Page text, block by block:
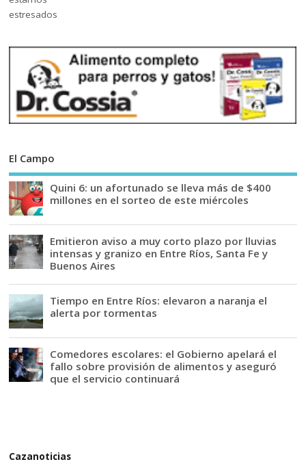
El Campo
Quini 6: un afortunado se lleva más de $400
millones en el sorteo de este miércoles
Emitieron aviso a muy corto plazo por lluvias
intensas y granizo en Entre Ríos, Santa Fe y
Buenos Aires
Tiempo en Entre Ríos: elevaron a naranja el
alerta por tormentas
Comedores escolares: el Gobierno apelará el
fallo sobre provisión de alimentos y aseguró
que el servicio continuará
Cazanoticias